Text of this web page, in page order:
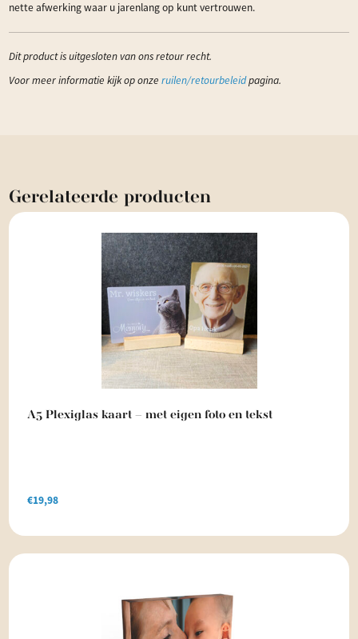
nette afwerking waar u jarenlang op kunt vertrouwen.
Dit product is uitgesloten van ons retour recht.
Voor meer informatie kijk op onzeruilen/retourbeleidpagina.
Gerelateerde producten
A5 Plexiglas kaart – met eigen foto en tekst
€19,98